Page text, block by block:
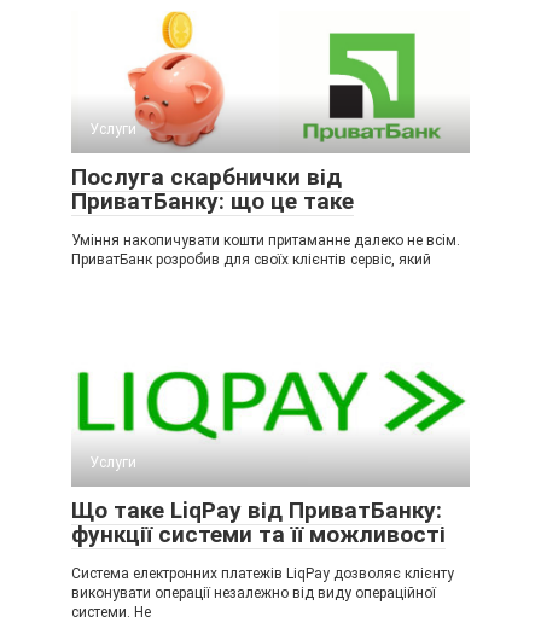
Услуги
Послуга скарбнички від
ПриватБанку: що це таке
Уміння накопичувати кошти притаманне далеко не всім.
ПриватБанк розробив для своїх клієнтів сервіс, який
Услуги
Що таке LiqPay від ПриватБанку:
функції системи та її можливості
Система електронних платежів LiqРay дозволяє клієнту
виконувати операції незалежно від виду операційної
системи. Не